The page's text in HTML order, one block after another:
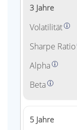
3 Jahre
Volatilität
Sharpe Ratio
Alpha
Beta
5 Jahre